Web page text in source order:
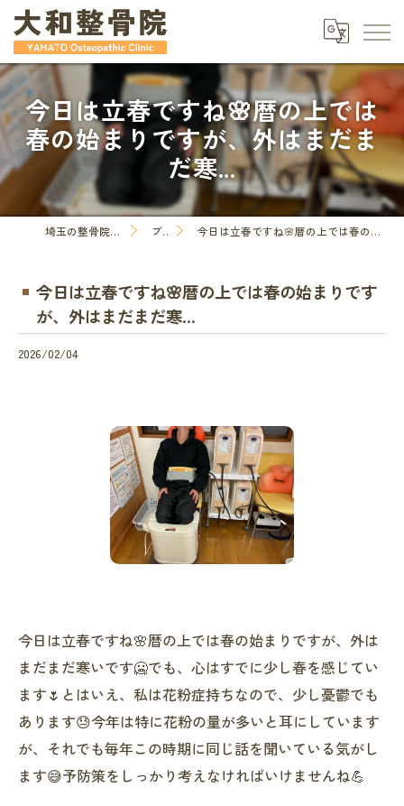
今日は立春ですね🌸暦の上では
春の始まりですが、外はまだま
だ寒...
埼玉の整骨院なら大和整骨院 ブログ 今日は立春ですね🌸暦の上では春の始まりですが、外はまだまだ寒...
今日は立春ですね🌸暦の上では春の始まりです
が、外はまだまだ寒...
2026/02/04
今日は立春ですね🌸暦の上では春の始まりですが、外は
まだまだ寒いです🥶でも、心はすでに少し春を感じてい
ます🌷とはいえ、私は花粉症持ちなので、少し憂鬱でも
あります😓今年は特に花粉の量が多いと耳にしています
が、それでも毎年この時期に同じ話を聞いている気がし
ます😅予防策をしっかり考えなければいけませんね💪